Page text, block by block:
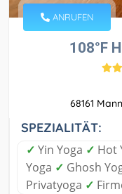
ANRUFEN
108°F
68161
SPEZIALITÄT:
✓ Yin Yoga ✓ Hot
Yoga ✓ Ghosh
Privatyoga ✓